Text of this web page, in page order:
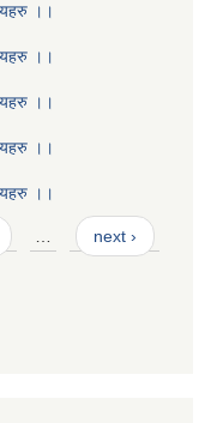
।।
।।
।।
।।
।।
… next ›